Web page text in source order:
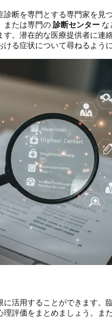
断を専門とする専門家を
または専門の 診断センター な
。潜在的な医療提供者に連
る症状について尋ねるよう
活用することができます
理評価をまとめましょう。ま